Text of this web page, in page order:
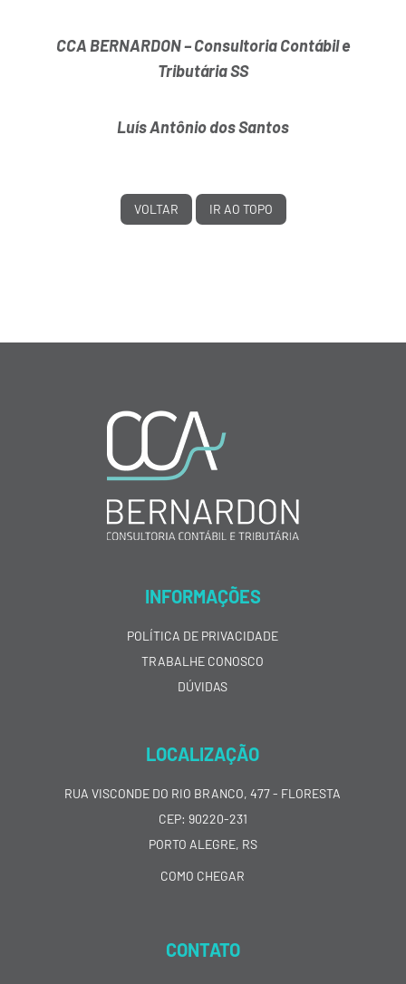
CCA BERNARDON – Consultoria Contábil e
Tributária SS
Luís Antônio dos Santos
VOLTAR IR AO TOPO
INFORMAÇÕES
POLÍTICA DE PRIVACIDADE
TRABALHE CONOSCO
DÚVIDAS
LOCALIZAÇÃO
RUA VISCONDE DO RIO BRANCO, 477 - FLORESTA
CEP: 90220-231
PORTO ALEGRE, RS
COMO CHEGAR
CONTATO